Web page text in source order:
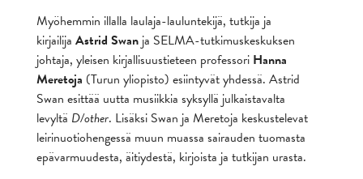
Myöhemmin illalla laulaja-lauluntekijä, tutkija ja
kirjailija Astrid Swan ja SELMA-tutkimuskeskuksen
johtaja, yleisen kirjallisuustieteen professori Hanna
Meretoja (Turun yliopisto) esiintyvät yhdessä. Astrid
Swan esittää uutta musiikkia syksyllä julkaistavalta
levyltä D/other. Lisäksi Swan ja Meretoja keskustelevat
leirinuotiohengessä muun muassa sairauden tuomasta
epävarmuudesta, äitiydestä, kirjoista ja tutkijan urasta.